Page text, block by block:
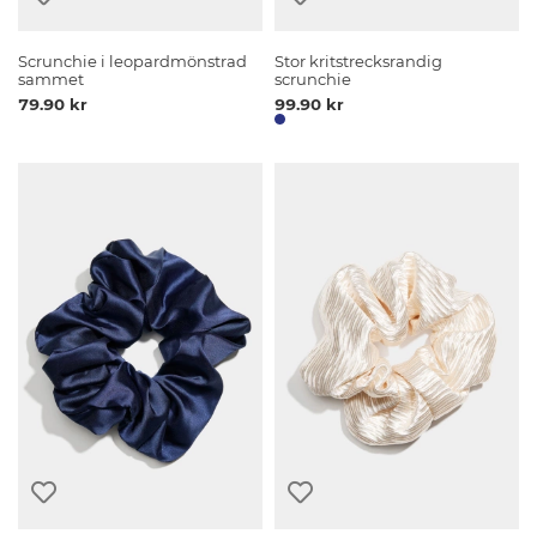
Scrunchie i leopardmönstrad
sammet
79.90 kr
Stor kritstrecksrandig
scrunchie
99.90 kr